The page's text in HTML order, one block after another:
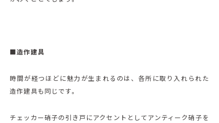
■造作建具
時間が経つほどに魅力が生まれるのは、各所に取り入れられた
造作建具も同じです。
チェッカー硝子の引き戸にアクセントとしてアンティーク硝子を